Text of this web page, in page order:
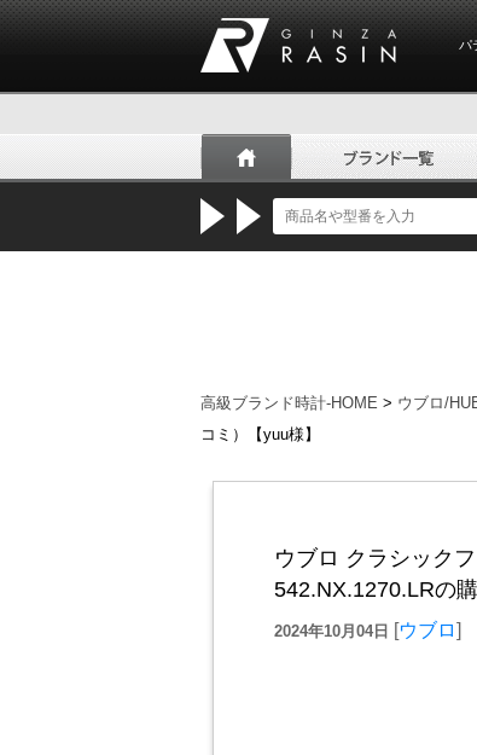
パ
高級ブランド時計-HOME > ウブロ/
コミ）【yuu様】
ウブロ クラシック
542.NX.1270.LRの
2024年10月04日 [ウブロ]